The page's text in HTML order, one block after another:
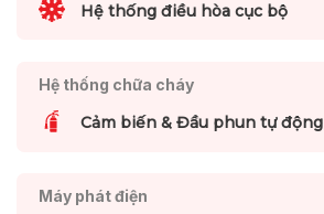
Hệ thống điều hòa cục bộ
Hệ thống chữa cháy
Cảm biến & Đầu phun tự động
Máy phát điện